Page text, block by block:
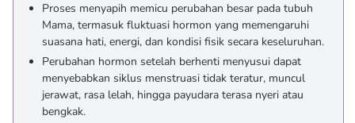
Proses menyapih memicu perubahan besar pada tubuh
Mama, termasuk fluktuasi hormon yang memengaruhi
suasana hati, energi, dan kondisi fisik secara keseluruhan.
Perubahan hormon setelah berhenti menyusui dapat
menyebabkan siklus menstruasi tidak teratur, muncul
jerawat, rasa lelah, hingga payudara terasa nyeri atau
bengkak.